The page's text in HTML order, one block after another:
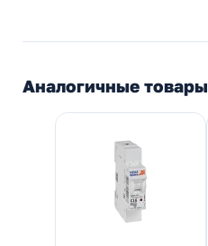
Аналогичные товары